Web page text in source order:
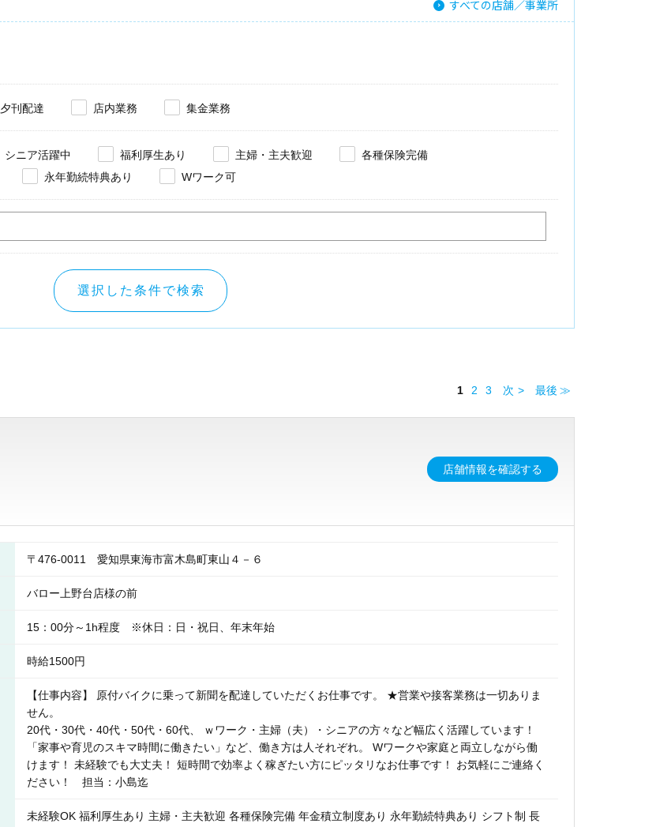
すべての店舗／事業所
夕刊配達 店内業務 集金業務
シニア活躍中 福利厚生あり 主婦・主夫歓迎
各種保険完備
永年勤続特典あり Wワーク可
選択した条件で検索
1 2 3 次 最後
店舗情報を確認する
〒476-0011 愛知県東海市富木島町東山４－６
バロー上野台店様の前
15：00分～1h程度 ※休日：日・祝日、年末年始
時給1500円
【仕事内容】 原付バイクに乗って新聞を配達していただくお仕事です。 ★営業や接客業務は一切ありま
せん。
20代・30代・40代・50代・60代、 ｗワーク・主婦（夫）・シニアの方々など幅広く活躍しています！
「家事や育児のスキマ時間に働きたい」など、働き方は人それぞれ。 Wワークや家庭と両立しながら働
けます！ 未経験でも大丈夫！ 短時間で効率よく稼ぎたい方にピッタリなお仕事です！ お気軽にご連絡く
ださい！ 担当：小島迄
未経験OK 福利厚生あり 主婦・主夫歓迎 各種保険完備 年金積立制度あり 永年勤続特典あり シフト制 長